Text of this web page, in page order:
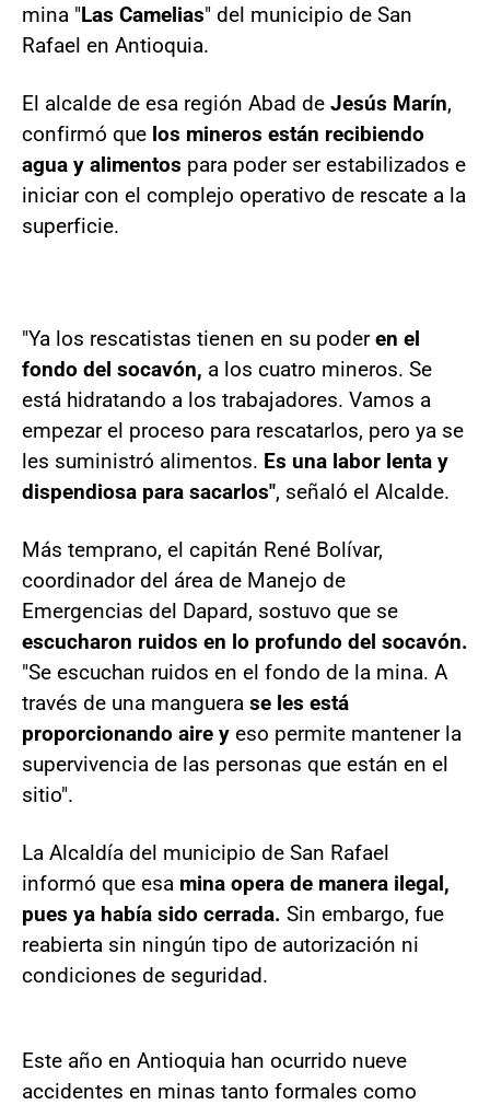
mina "Las Camelias" del municipio de San
Rafael en Antioquia.
El alcalde de esa región Abad de Jesús Marín,
confirmó que los mineros están recibiendo
agua y alimentos para poder ser estabilizados e
iniciar con el complejo operativo de rescate a la
superficie.
"Ya los rescatistas tienen en su poderen el
fondo del socavón, a los cuatro mineros. Se
está hidratando a los trabajadores. Vamos a
empezar el proceso para rescatarlos, pero ya se
les suministró alimentos. Es una labor lenta y
dispendiosa para sacarlos", señaló el Alcalde.
Más temprano, el capitán René Bolívar,
coordinador del área de Manejo de
Emergencias del Dapard, sostuvo que se
escucharon ruidos en lo profundo del socavón.
"Se escuchan ruidos en el fondo de la mina. A
través de una manguera se les está
proporcionando aire y eso permite mantener la
supervivencia de las personas que están en el
sitio".
La Alcaldía del municipio de San Rafael
informó que esa mina opera de manera ilegal,
pues ya había sido cerrada. Sin embargo, fue
reabierta sin ningún tipo de autorización ni
condiciones de seguridad.
Este año en Antioquia han ocurrido nueve
accidentes en minas tanto formales como